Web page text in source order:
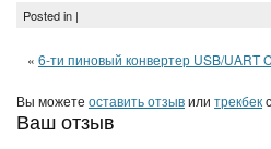
Posted in |
« 6-ти пиновый конвертер USB/UART
Вы можете оставить отзывили трекбек
Ваш отзыв